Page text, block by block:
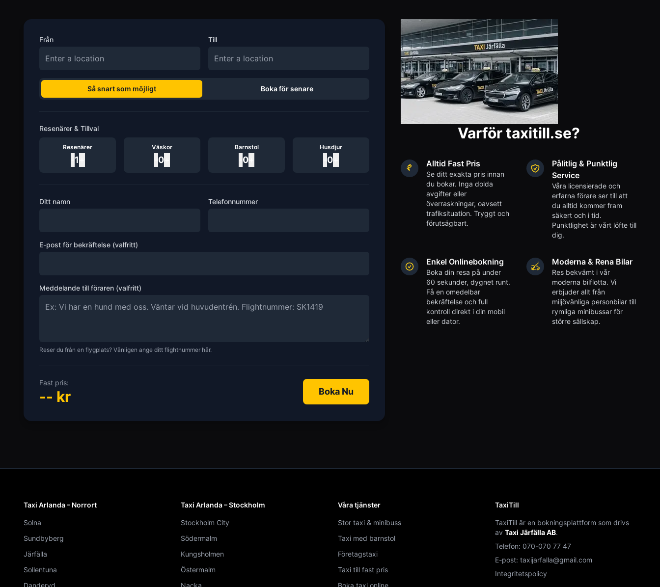
Från Till
Så snart som möjligt Boka för senare
Resenärer & Tillval
Resenärer
1
Väskor
0
Barnstol
0
Husdjur
0
Ditt namn Telefonnummer
E-post för bekräftelse (valfritt)
Meddelande till föraren (valfritt)
Reser du från en flygplats? Vänligen ange ditt flightnummer här.
Fast pris:
-- kr Boka Nu
Varför taxitill.se?
Alltid Fast Pris
Se ditt exakta pris innan
du bokar. Inga dolda
avgifter eller
överraskningar, oavsett
trafiksituation. Tryggt och
förutsägbart.
Pålitlig & Punktlig
Service
Våra licensierade och
erfarna förare ser till att
du alltid kommer fram
säkert och i tid.
Punktlighet är vårt löfte till
dig.
Enkel Onlinebokning
Boka din resa på under
60 sekunder, dygnet runt.
Få en omedelbar
bekräftelse och full
kontroll direkt i din mobil
eller dator.
Moderna & Rena Bilar
Res bekvämt i vår
moderna bilflotta. Vi
erbjuder allt från
miljövänliga personbilar till
rymliga minibussar för
större sällskap.
Taxi Arlanda – Norrort
Solna
Sundbyberg
Järfälla
Sollentuna
Danderyd
Taxi Arlanda – Stockholm
Stockholm City
Södermalm
Kungsholmen
Östermalm
Nacka
Våra tjänster
Stor taxi & minibuss
Taxi med barnstol
Företagstaxi
Taxi till fast pris
Boka taxi online
TaxiTill
TaxiTill är en bokningsplattform som drivs
av Taxi Järfälla AB.
Telefon: 070-070 77 47
E-post: taxijarfalla@gmail.com
Integritetspolicy